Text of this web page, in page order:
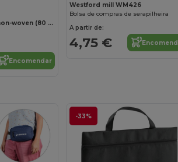
Bolsa térmica em non-woven (80 g/m²)
Encomendar
Westford mill WM426
Bolsa de compras de serapilheira
A partir de:
4,75 €
-33%